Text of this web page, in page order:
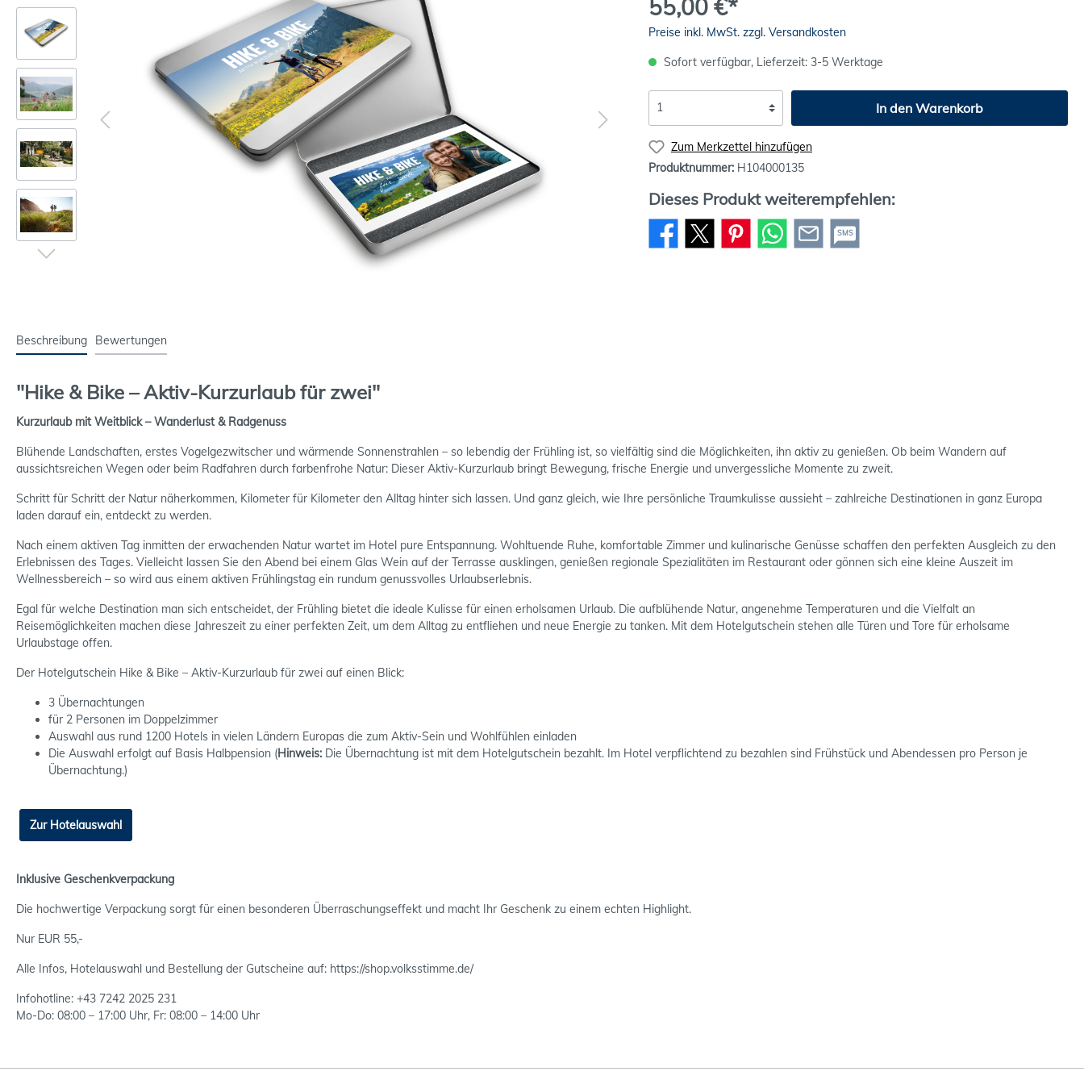
55,00 €*
Preise inkl. MwSt. zzgl. Versandkosten
Sofort verfügbar, Lieferzeit: 3-5 Werktage
In den Warenkorb
Zum Merkzettel hinzufügen
Produktnummer: H104000135
Dieses Produkt weiterempfehlen:
SMS
Beschreibung Bewertungen
"Hike & Bike – Aktiv-Kurzurlaub für zwei"
Kurzurlaub mit Weitblick – Wanderlust & Radgenuss
Blühende Landschaften, erstes Vogelgezwitscher und wärmende Sonnenstrahlen – so lebendig der Frühling ist, so vielfältig sind die Möglichkeiten, ihn aktiv zu genießen. Ob beim Wandern auf
aussichtsreichen Wegen oder beim Radfahren durch farbenfrohe Natur: Dieser Aktiv-Kurzurlaub bringt Bewegung, frische Energie und unvergessliche Momente zu zweit.
Schritt für Schritt der Natur näherkommen, Kilometer für Kilometer den Alltag hinter sich lassen. Und ganz gleich, wie Ihre persönliche Traumkulisse aussieht – zahlreiche Destinationen in ganz Europa
laden darauf ein, entdeckt zu werden.
Nach einem aktiven Tag inmitten der erwachenden Natur wartet im Hotel pure Entspannung. Wohltuende Ruhe, komfortable Zimmer und kulinarische Genüsse schaffen den perfekten Ausgleich zu den
Erlebnissen des Tages. Vielleicht lassen Sie den Abend bei einem Glas Wein auf der Terrasse ausklingen, genießen regionale Spezialitäten im Restaurant oder gönnen sich eine kleine Auszeit im
Wellnessbereich – so wird aus einem aktiven Frühlingstag ein rundum genussvolles Urlaubserlebnis.
Egal für welche Destination man sich entscheidet, der Frühling bietet die ideale Kulisse für einen erholsamen Urlaub. Die aufblühende Natur, angenehme Temperaturen und die Vielfalt an
Reisemöglichkeiten machen diese Jahreszeit zu einer perfekten Zeit, um dem Alltag zu entfliehen und neue Energie zu tanken. Mit dem Hotelgutschein stehen alle Türen und Tore für erholsame
Urlaubstage offen.
Der Hotelgutschein Hike & Bike – Aktiv-Kurzurlaub für zwei auf einen Blick:
3 Übernachtungen
für 2 Personen im Doppelzimmer
Auswahl aus rund 1200 Hotels in vielen Ländern Europas die zum Aktiv-Sein und Wohlfühlen einladen
Die Auswahl erfolgt auf Basis Halbpension (Hinweis: Die Übernachtung ist mit dem Hotelgutschein bezahlt. Im Hotel verpflichtend zu bezahlen sind Frühstück und Abendessen pro Person je
Übernachtung.)
Zur Hotelauswahl
Inklusive Geschenkverpackung
Die hochwertige Verpackung sorgt für einen besonderen Überraschungseffekt und macht Ihr Geschenk zu einem echten Highlight.
Nur EUR 55,-
Alle Infos, Hotelauswahl und Bestellung der Gutscheine auf: https://shop.volksstimme.de/
Infohotline: +43 7242 2025 231
Mo-Do: 08:00 – 17:00 Uhr, Fr: 08:00 – 14:00 Uhr